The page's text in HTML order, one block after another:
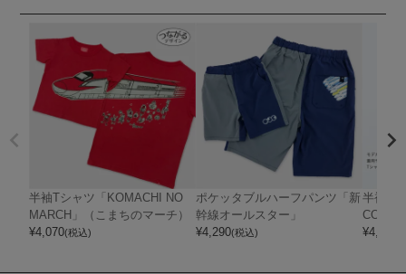
半袖Tシャツ「KOMACHI NO
MARCH」（こまちのマーチ）
¥4,070(税込)
ポケッタブルハーフパンツ「新
幹線オールスター」
¥4,290(税込)
半袖T
CO
¥4,180